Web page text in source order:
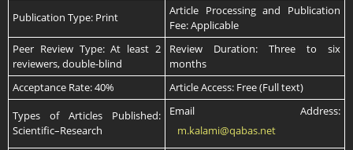
Publication Type: Print
Article Processing and Publication
Fee: Applicable
Peer Review Type: At least 2
reviewers, double-blind
Review Duration: Three to six
months
Acceptance Rate: 40%
Article Access: Free (Full text)
Types of Articles Published:
Scientific–Research
Email Address:
m.kalami@qabas.net